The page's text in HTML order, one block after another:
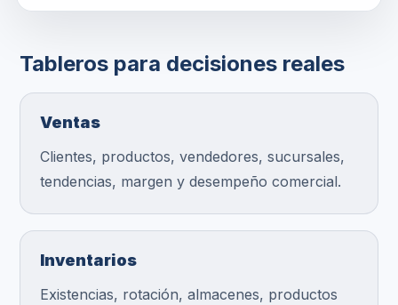
Tableros para decisiones reales
Ventas
Clientes, productos, vendedores, sucursales,
tendencias, margen y desempeño comercial.
Inventarios
Existencias, rotación, almacenes, productos